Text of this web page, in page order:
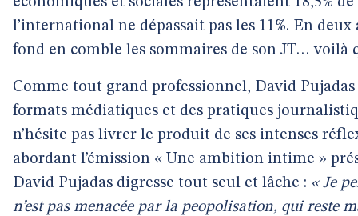
l’international ne dépassait pas les 11%. En
fond en comble les sommaires de son JT… voilà
Comme tout grand professionnel, David
formats médiatiques et des pratiques
n’hésite pas livrer le produit de ses intenses
abordant l’émission « Une ambition intime »
David Pujadas digresse tout seul et lâche : « Je
n’est pas menacée par la peopolisation, qui reste